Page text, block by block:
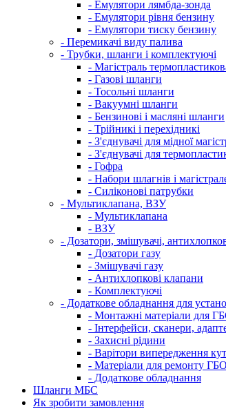
- Емулятори лямбда-зонда
- Емулятори рівня бензину
- Емулятори тиску бензину
- Перемикачі виду палива
- Трубки, шланги і комплектуючі
- Магістраль
- Газові шланги
- Тосольні шланги
- Вакуумні шланги
- Бензинові і масляні шланги
- Трійникі і перехідникі
- З'єднувачі для мідної
- З'єднувачі для
- Гофра
- Набори шлагнів і
- Силіконові патрубки
- Мультиклапана, ВЗУ
- Мультиклапана
- ВЗУ
- Дозатори, змішувачі,
- Дозатори газу
- Змішувачі газу
- Антихлопкові клапани
- Комплектуючі
- Додаткове обладнання для
- Монтажні матеріали для
- Інтерфейси, сканери,
- Захисні рідини
- Варітори випередження
- Матеріали для ремонту ГБО
- Додаткове обладнання
Шланги МБС
Як зробити замовлення